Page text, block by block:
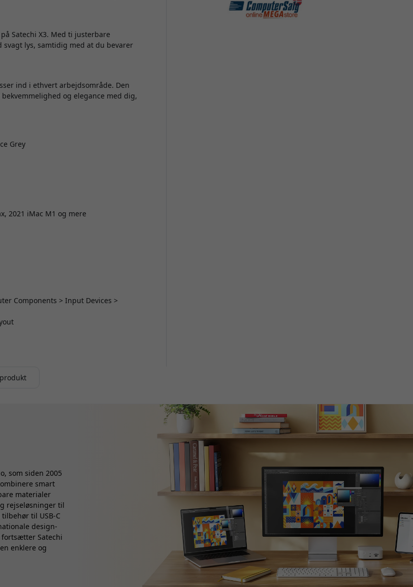
Satechi X3. Med ti justerbare
lys, samtidig med at du bevarer
ind i ethvert arbejdsområde. Den
og elegance med dig,
Grey
2021 iMac M1 og mere
Components > Input Devices >
som siden 2005
smart
materialer
rejseløsninger til
til USB-C
design-
fortsætter Satechi
enklere og